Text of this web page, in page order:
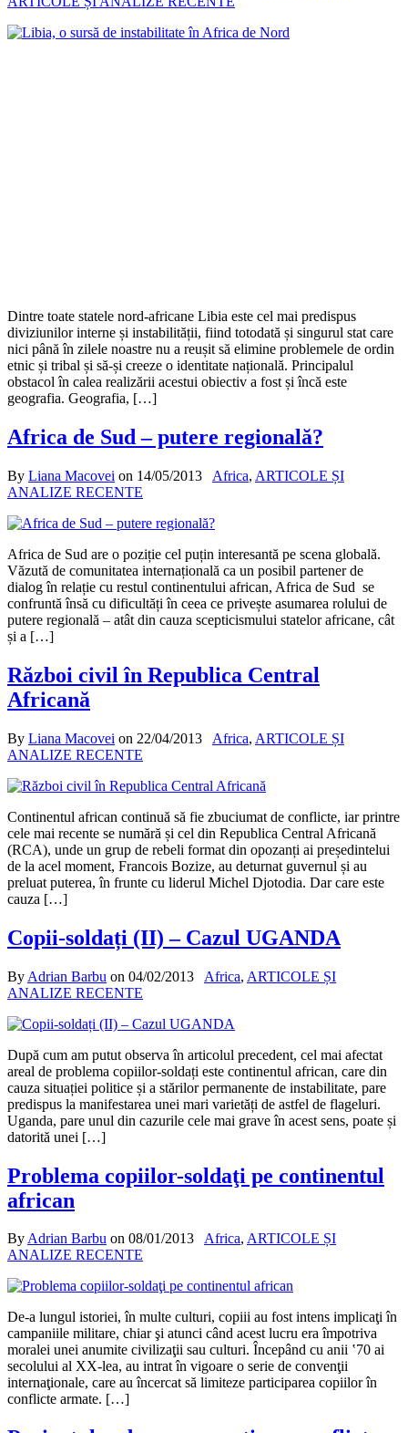
Dintre toate statele nord-africane Libia este cel mai predispus
diviziunilor interne și instabilității, fiind totodată și singurul stat care
nici până în zilele noastre nu a reușit să elimine problemele de ordin
etnic și tribal și să-și creeze o identitate națională. Principalul
obstacol în calea realizării acestui obiectiv a fost și încă este
geografia. Geografia, […]
Africa de Sud – putere regională?
By Liana Macovei on 14/05/2013 Africa, ARTICOLE ȘI
ANALIZE RECENTE
Africa de Sud are o poziție cel puțin interesantă pe scena globală.
Văzută de comunitatea internațională ca un posibil partener de
dialog în relație cu restul continentului african, Africa de Sud se
confruntă însă cu dificultăți în ceea ce privește asumarea rolului de
putere regională – atât din cauza scepticismului statelor africane, cât
și a […]
Război civil în Republica Central
Africană
By Liana Macovei on 22/04/2013 Africa, ARTICOLE ȘI
ANALIZE RECENTE
Continentul african continuă să fie zbuciumat de conflicte, iar printre
cele mai recente se numără și cel din Republica Central Africană
(RCA), unde un grup de rebeli format din opozanți ai președintelui
de la acel moment, Francois Bozize, au deturnat guvernul și au
preluat puterea, în frunte cu liderul Michel Djotodia. Dar care este
cauza […]
Copii-soldați (II) – Cazul UGANDA
By Adrian Barbu on 04/02/2013 Africa, ARTICOLE ȘI
ANALIZE RECENTE
După cum am putut observa în articolul precedent, cel mai afectat
areal de problema copiilor-soldați este continentul african, care din
cauza situației politice și a stărilor permanente de instabilitate, pare
predispus la manifestarea unei mari varietăți de astfel de flageluri.
Uganda, pare unul din cazurile cele mai grave în acest sens, poate și
datorită unei […]
Problema copiilor-soldaţi pe continentul
african
ByAdrian Barbu on 08/01/2013 Africa, ARTICOLE ȘI
ANALIZE RECENTE
De-a lungul istoriei, în multe culturi, copiii au fost intens implicaţi în
campaniile militare, chiar şi atunci când acest lucru era împotriva
moralei unei anumite civilizaţii sau culturi. Începând cu anii ‛70 ai
secolului al XX-lea, au intrat în vigoare o serie de convenţii
internaţionale, care au încercat să limiteze participarea copiilor în
conflicte armate. […]